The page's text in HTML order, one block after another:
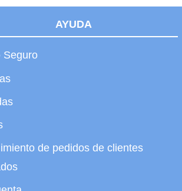
AYUDA
Seguro
de pedidos de clientes